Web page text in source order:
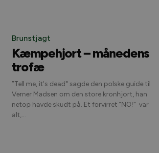
Brunstjagt
Kæmpehjort – månedens
trofæ
”Tell me, it's dead" sagde den polske guide til
Verner Madsen om den store kronhjort, han
netop havde skudt på. Et forvirret ”NO!” var
alt,...